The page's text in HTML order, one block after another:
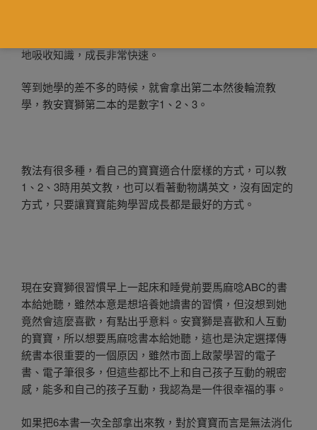
地吸收知識，成長非常快速。
等到她學的差不多的時候，就會拿出第二本然後輪流教
學，教安寶獅第二本的是數字1、2、3。
教法有很多種，看自己的寶寶適合什麼樣的方式，可以教
1、2、3時用英文教，也可以看著動物講英文，沒有固定的
方式，只要讓寶寶能夠學習成長都是最好的方式。
現在安寶獅很習慣早上一起床和睡覺前要馬麻唸ABC的書
本給她聽，雖然本意是想培養她讀書的習慣，但沒想到她
竟然會這麼喜歡，有點出乎意料。安寶獅是喜歡和人互動
的寶寶，所以想要馬麻唸書本給她聽，這也是決定選擇傳
統書本很重要的一個原因，雖然市面上啟蒙學習的電子
書、電子筆很多，但這些都比不上和自己孩子互動的親密
感，能多和自己的孩子互動，我認為是一件很幸福的事。
如果把6本書一次全部拿出來教，對於寶寶而言是無法消化